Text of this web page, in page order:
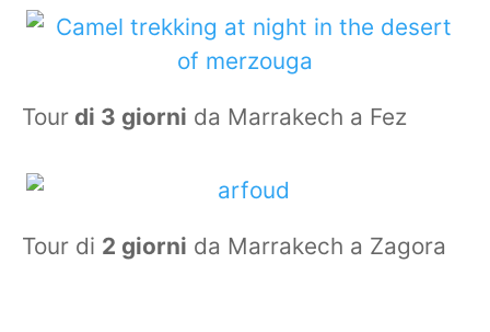
Tour di 3 giorni da Marrakech a Fez
Tour di 2 giorni da Marrakech a Zagora